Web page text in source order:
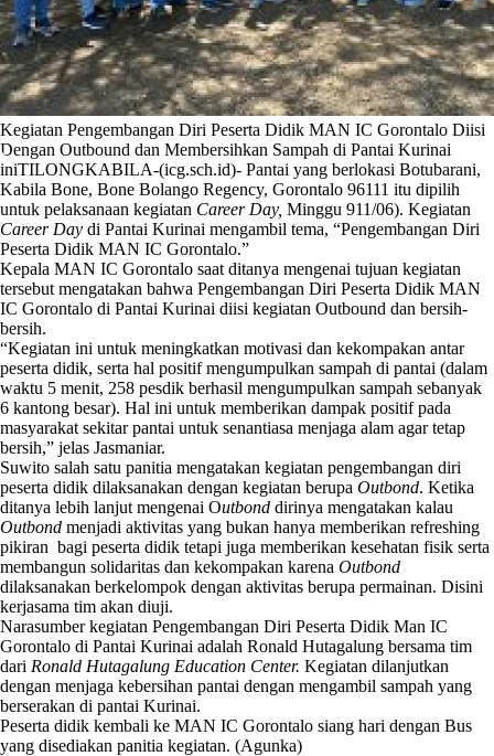
Kegiatan Pengembangan Diri Peserta Didik MAN IC Gorontalo Diisi
Dengan Outbound dan Membersihkan Sampah di Pantai Kurinai
iniTILONGKABILA-(icg.sch.id)- Pantai yang berlokasi Botubarani,
Kabila Bone, Bone Bolango Regency, Gorontalo 96111 itu dipilih
untuk pelaksanaan kegiatan Career Day, Minggu 911/06). Kegiatan
Career Day di Pantai Kurinai mengambil tema, “Pengembangan Diri
Peserta Didik MAN IC Gorontalo.”
Kepala MAN IC Gorontalo saat ditanya mengenai tujuan kegiatan
tersebut mengatakan bahwa Pengembangan Diri Peserta Didik MAN
IC Gorontalo di Pantai Kurinai diisi kegiatan Outbound dan bersih-
bersih.
“Kegiatan ini untuk meningkatkan motivasi dan kekompakan antar
peserta didik, serta hal positif mengumpulkan sampah di pantai (dalam
waktu 5 menit, 258 pesdik berhasil mengumpulkan sampah sebanyak
6 kantong besar). Hal ini untuk memberikan dampak positif pada
masyarakat sekitar pantai untuk senantiasa menjaga alam agar tetap
bersih,” jelas Jasmaniar.
Suwito salah satu panitia mengatakan kegiatan pengembangan diri
peserta didik dilaksanakan dengan kegiatan berupa Outbond. Ketika
ditanya lebih lanjut mengenai Outbond dirinya mengatakan kalau
Outbond menjadi aktivitas yang bukan hanya memberikan refreshing
pikiran bagi peserta didik tetapi juga memberikan kesehatan fisik serta
membangun solidaritas dan kekompakan karena Outbond
dilaksanakan berkelompok dengan aktivitas berupa permainan. Disini
kerjasama tim akan diuji.
Narasumber kegiatan Pengembangan Diri Peserta Didik Man IC
Gorontalo di Pantai Kurinai adalah Ronald Hutagalung bersama tim
dari Ronald Hutagalung Education Center. Kegiatan dilanjutkan
dengan menjaga kebersihan pantai dengan mengambil sampah yang
berserakan di pantai Kurinai.
Peserta didik kembali ke MAN IC Gorontalo siang hari dengan Bus
yang disediakan panitia kegiatan. (Agunka)